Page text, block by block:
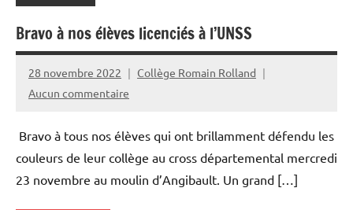
Bravo à nos élèves licenciés à l’UNSS
28 novembre 2022
Collège Romain Rolland
Aucun commentaire
Bravo à tous nos élèves qui ont brillamment défendu les
couleurs de leur collège au cross départemental mercredi
23 novembre au moulin d’Angibault. Un grand […]